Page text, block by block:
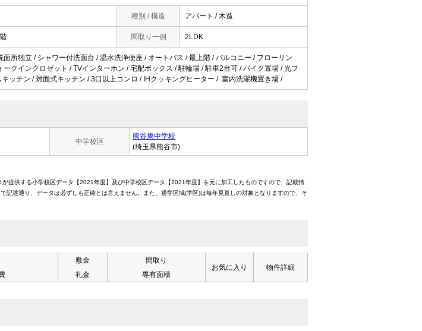
種別 / 構造 アパート / 木造
間取り一例 2LDK
所独立 / シャワー付洗面台 / 温水洗浄便座 / オートバス / 最上階 / バルコニー / フローリン
クインクロゼット / TVインターホン / 宅配ボックス / 駐輪場 / 駐車2台可 / バイク置場 / 光フ
ッチン / 対面式キッチン / 3口以上コンロ / IHクッキングヒーター / 室内洗濯機置き場 /
中学校区
熊谷東中学校
(埼玉県熊谷市)
提供する小学校区データ【2021年度】及び中学校区データ【2021年度】を元に加工したものですので、記載情
述通り、データは必ずしも正確とは言えません。また、通学区域(学区)は毎年見直しの対象となりますので、そ
敷金
礼金
間取り
専有面積
お気に入り 物件詳細